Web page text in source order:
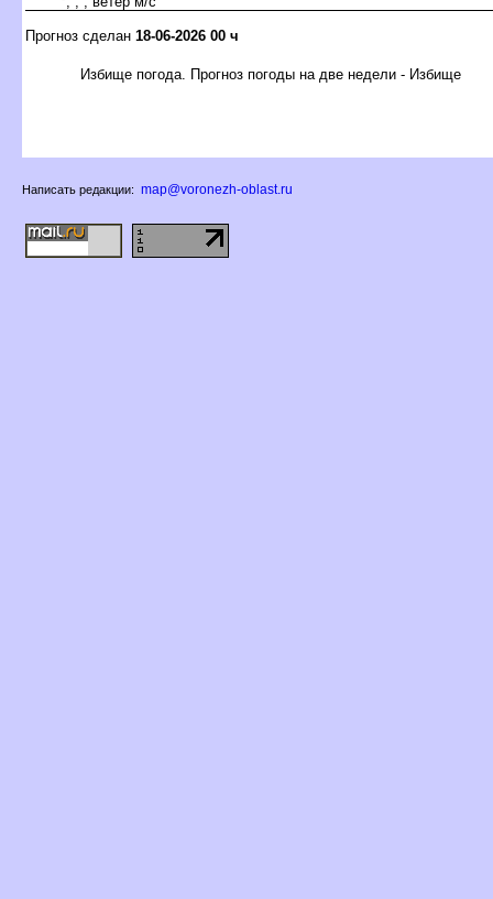
Прогноз сделан 18-06-2026 00 ч
Избище погода. Прогноз погоды на две недели - Избище
Написать редакции: map@voronezh-oblast.ru